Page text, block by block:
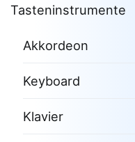
Tasteninstrumente
Akkordeon
Keyboard
Klavier